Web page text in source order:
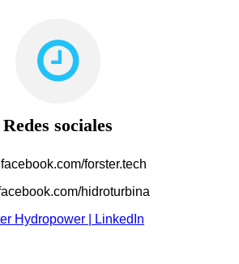
Redes sociales
forster.tech
hidroturbina
Hydropower | LinkedIn